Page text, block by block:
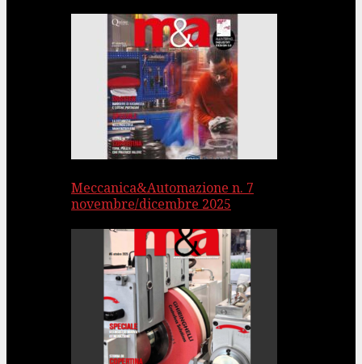
Meccanica&Automazione n. 7
novembre/dicembre 2025